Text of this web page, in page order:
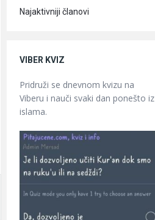
Najaktivniji članovi
VIBER KVIZ
Pridruži se dnevnom kvizu na
Viberu i nauči svaki dan ponešto iz
islama.